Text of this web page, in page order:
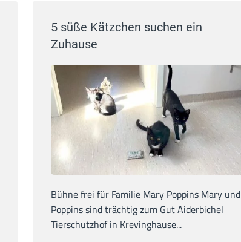
5 süße Kätzchen suchen ein
Zuhause
Bühne frei für Familie Mary Poppins Mary und
Poppins sind trächtig zum Gut Aiderbichel
Tierschutzhof in Krevinghause...